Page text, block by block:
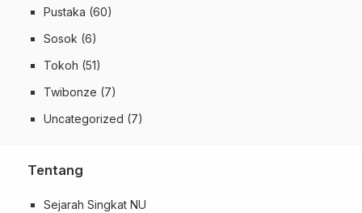
Pustaka (60)
Sosok (6)
Tokoh (51)
Twibonze (7)
Uncategorized (7)
Tentang
Sejarah Singkat NU